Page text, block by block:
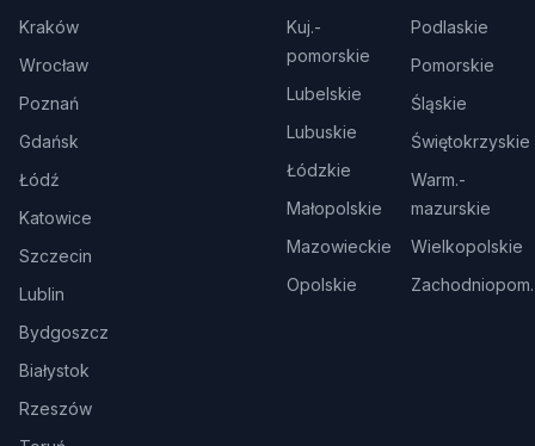
Kraków
Wrocław
Poznań
Gdańsk
Łódź
Katowice
Szczecin
Lublin
Bydgoszcz
Białystok
Rzeszów
Kuj.-
pomorskie
Lubelskie
Lubuskie
Łódzkie
Małopolskie
Mazowieckie
Opolskie
Podlaskie
Pomorskie
Śląskie
Świętokrzyskie
Warm.-
mazurskie
Wielkopolskie
Zachodniopom.